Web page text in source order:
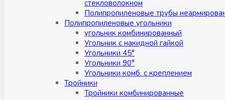
стекловолокном
Полипропиленовые трубы
Полипропиленовые угольники
угольник комбинированный
Угольник с накидной гайкой
Угольники 45°
Угольники 90°
Угольники комб. с креплением
Тройники
Тройники комбинированные